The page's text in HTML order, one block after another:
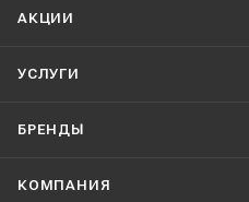
АКЦИИ
УСЛУГИ
БРЕНДЫ
КОМПАНИЯ